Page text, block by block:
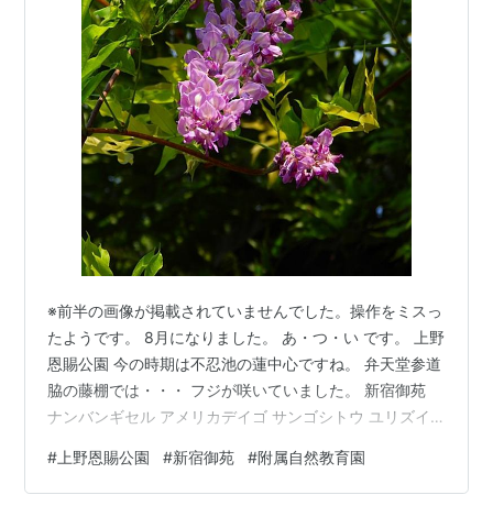
※前半の画像が掲載されていませんでした。操作をミスっ
たようです。 8月になりました。 あ・つ・い です。 上野
恩賜公園 今の時期は不忍池の蓮中心ですね。 弁天堂参道
脇の藤棚では・・・ フジが咲いていました。 新宿御苑
ナンバンギセル アメリカデイゴ サンゴシトウ ユリズイ
ブタ ミズカンナ オオアカバナ スイレン サンカクイ オニ
バス このあと大温室にはいったのですが、耐え難き高温
# 上野恩賜公園 #新宿御苑 #附属自然教育園